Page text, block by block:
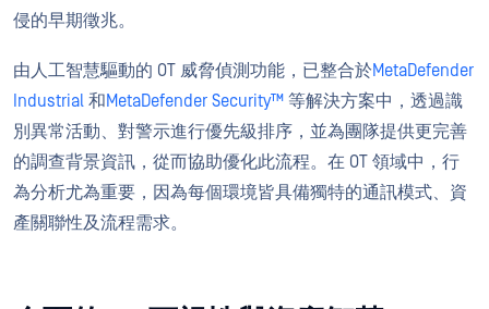
侵的早期徵兆。
由人工智慧驅動的 OT 威脅偵測功能，已整合於MetaDefender
Industrial 和MetaDefender Security™ 等解決方案中，透過識
別異常活動、對警示進行優先級排序，並為團隊提供更完善
的調查背景資訊，從而協助優化此流程。在 OT 領域中，行
為分析尤為重要，因為每個環境皆具備獨特的通訊模式、資
產關聯性及流程需求。